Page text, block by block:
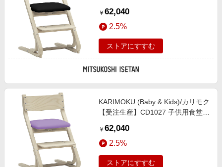
机・デスク【三越伊勢丹/公式】
￥ 62,040
2.5%
ストアにすすむ
KARIMOKU (Baby & Kids)/カリモク
【受注生産】CD1027 子供用食堂椅
パープル色 机・デスク【三越伊勢
丹/公式】
￥ 62,040
2.5%
ストアにすすむ